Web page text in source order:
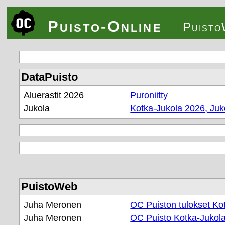
Puisto-Online
DataPuisto
Aluerastit 2026 Puroniitty
Jukola
Kotka-Jukola 2026,
PuistoWeb
Juha Meronen OC Puiston tulokset
Juha Meronen
OC Puisto Kotka-